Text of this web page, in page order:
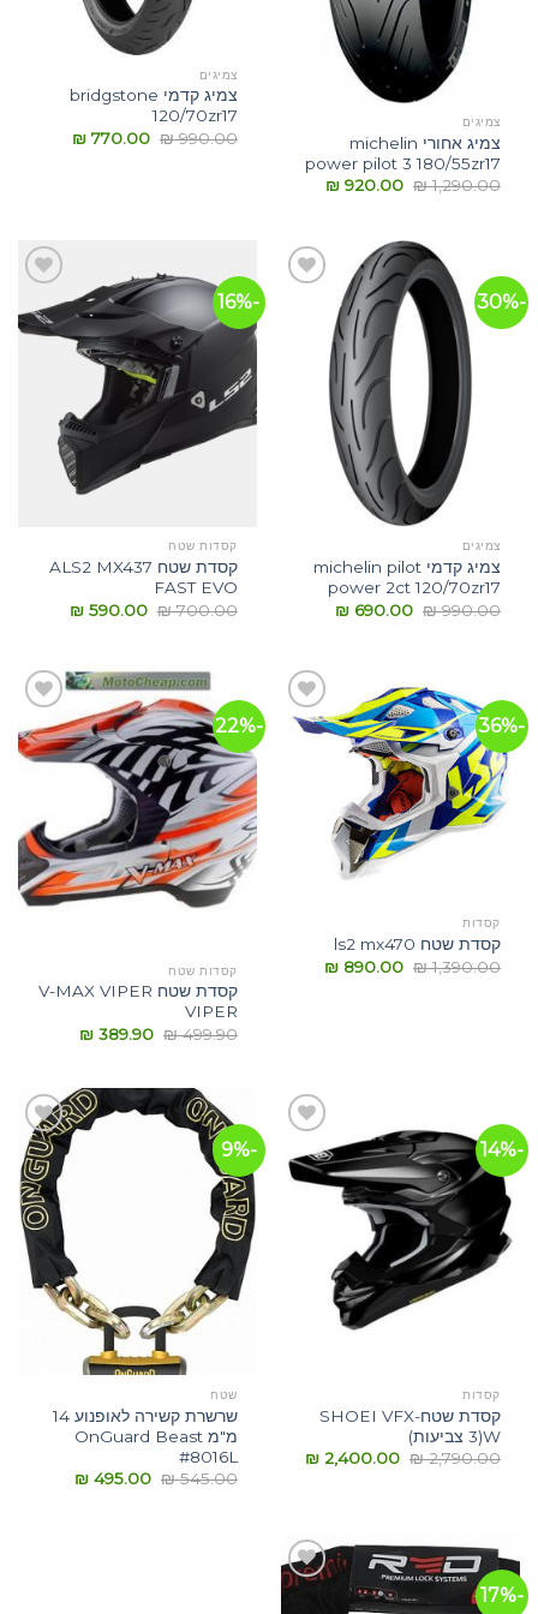
צמיגים
צמיג אחורי michelin
power pilot 3 180/55zr17
₪1,290.00
₪920.00
צמיגים
צמיג קדמי bridgstone
120/70zr17
₪990.00
₪770.00
-30%
צמיגים
צמיג קדמי michelin pilot
power 2ct 120/70zr17
₪990.00
₪690.00
-16%
לרשימת
קסדות שטח
קסדת שטח ALS2 MX437
FAST EVO
₪700.00
₪590.00
-36%
הוסף
קסדות
קסדת שטח ls2 mx470
₪1,390.00
₪890.00
-22%
הוסף
לרשימת
קסדות שטח
קסדת שטח V-MAX VIPER
VIPER
₪499.90
₪389.90
-14%
לרשימת
המשאלות
קסדות
קסדת שטח-SHOEI VFX
W(3 צביעות)
₪2,790.00
₪2,400.00
-9%
הוסף
לרשימת
שטח
שרשרת קשירה לאופנוע 14
מ"מ OnGuard Beast
#8016L
₪545.00
₪495.00
-17%
הוסף